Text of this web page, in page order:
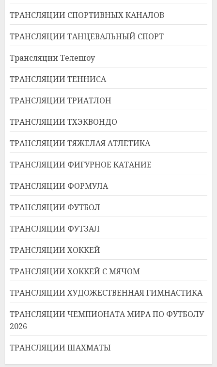
ТРАНСЛЯЦИИ СПОРТИВНЫХ КАНАЛОВ
ТРАНСЛЯЦИИ ТАНЦЕВАЛЬНЫЙ СПОРТ
Трансляции Телешоу
ТРАНСЛЯЦИИ ТЕННИСА
ТРАНСЛЯЦИИ ТРИАТЛОН
ТРАНСЛЯЦИИ ТХЭКВОНДО
ТРАНСЛЯЦИИ ТЯЖЕЛАЯ АТЛЕТИКА
ТРАНСЛЯЦИИ ФИГУРНОЕ КАТАНИЕ
ТРАНСЛЯЦИИ ФОРМУЛА
ТРАНСЛЯЦИИ ФУТБОЛ
ТРАНСЛЯЦИИ ФУТЗАЛ
ТРАНСЛЯЦИИ ХОККЕЙ
ТРАНСЛЯЦИИ ХОККЕЙ С МЯЧОМ
ТРАНСЛЯЦИИ ХУДОЖЕСТВЕННАЯ ГИМНАСТИКА
ТРАНСЛЯЦИИ ЧЕМПИОНАТА МИРА ПО ФУТБОЛУ
2026
ТРАНСЛЯЦИИ ШАХМАТЫ